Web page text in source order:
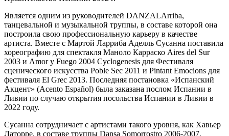
Является одним из руководителей DANZALArriba,
танцевальной и музыкальной труппы, в составе которой она
построила свою профессиональную карьеру в качестве
артиста. Вместе с Мартой Ларриба Аделль Сусанна поставила
хореографию для спектакля Маноло Карраско Aires del Sur
2003 и Amor y Fuego 2004 Cyclogenesis для Фестиваля
сценического искусства Poble Sec 2011 и Pintant Emocions для
фестиваля El Grec 2013. Последняя постановка «Испанский
Акцент» (Acento Español) была заказана послом Испании в
Ливии по случаю открытия посольства Испании в Ливии в
2022 году.
Сусанна сотрудничает с артистами такого уровня, как Хавьер
Латорре, в составе труппы Dansa Somorrostro 2006-2007.